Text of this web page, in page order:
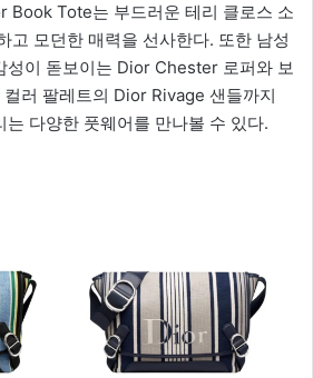
Book Tote는 부드러운 테리 클로스 소
고 모던한 매력을 선사한다. 또한 남성
성이 돋보이는 Dior Chester 로퍼와 보
러 팔레트의 Dior Rivage 샌들까지
는 다양한 풋웨어를 만나볼 수 있다.